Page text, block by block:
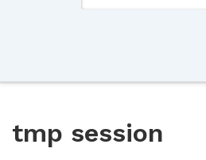
tmp session